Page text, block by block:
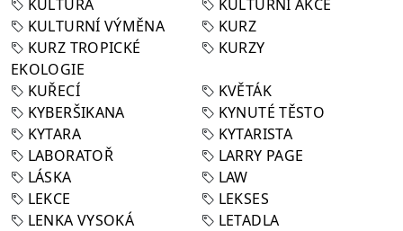
KULTURA
KULTURNÍ AKCE
KULTURNÍ VÝMĚNA
KURZ
KURZ TROPICKÉ
EKOLOGIE
KURZY
KUŘECÍ
KVĚTÁK
KYBERŠIKANA
KYNUTÉ TĚSTO
KYTARA
KYTARISTA
LABORATOŘ
LARRY PAGE
LÁSKA
LAW
LEKCE
LEKSES
LENKA VYSOKÁ
LETADLA